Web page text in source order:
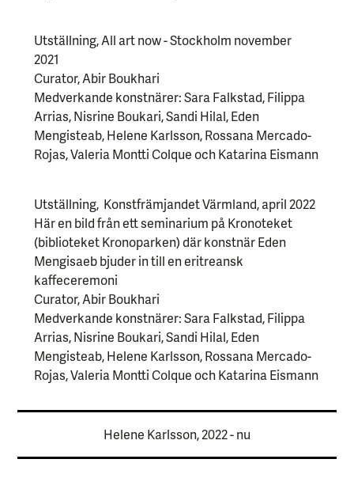
Utställning, All art now - Stockholm november
2021
Curator, Abir Boukhari
Medverkande konstnärer: Sara Falkstad, Filippa
Arrias, Nisrine Boukari, Sandi Hilal, Eden
Mengisteab, Helene Karlsson, Rossana Mercado-
Rojas, Valeria Montti Colque och Katarina Eismann
Utställning, Konstfrämjandet Värmland, april 2022
Här en bild från ett seminarium på Kronoteket
(biblioteket Kronoparken) där konstnär Eden
Mengisaeb bjuder in till en eritreansk
kaffeceremoni
Curator, Abir Boukhari
Medverkande konstnärer: Sara Falkstad, Filippa
Arrias, Nisrine Boukari, Sandi Hilal, Eden
Mengisteab, Helene Karlsson, Rossana Mercado-
Rojas, Valeria Montti Colque och Katarina Eismann
Helene Karlsson, 2022 - nu